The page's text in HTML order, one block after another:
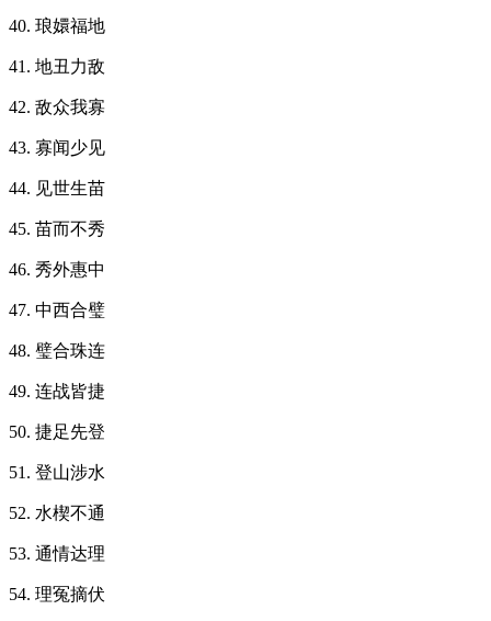
40. 琅嬛福地
41. 地丑力敌
42. 敌众我寡
43. 寡闻少见
44. 见世生苗
45. 苗而不秀
46. 秀外惠中
47. 中西合璧
48. 璧合珠连
49. 连战皆捷
50. 捷足先登
51. 登山涉水
52. 水楔不通
53. 通情达理
54. 理冤摘伏